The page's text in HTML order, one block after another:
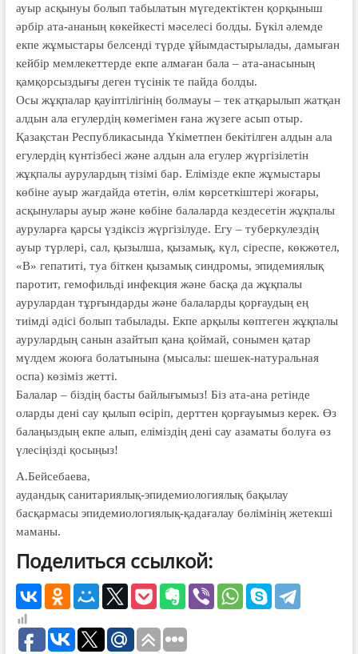
ауыр асқынуы болып табылатын мүгедектіктен қорқыныш
әрбір ата-ананың көкейкесті мәселесі болды. Бүкіл әлемде
екпе жұмыстары белсенді түрде ұйымдастырылады, дамыған
кейбір мемлекеттерде екпе алмаған бала – ата-анасының
қамқорсыздығы деген түсі­нік те пайда болды.
Осы жұқпалар қауіптілігінің болмауы – тек ат­­­қары­­­лып жат­қан
ал­­дын ала егу­лердің көмегімен ғана жүзеге асып отыр.
Қазақстан Республикасында Үкіметпен бекітілген алдын ала
егулердің күн­тіз­бесі және алдын ала егулер жүргізілетін
жұқпалы аурулардың тізімі бар. Еліміз­­де ек­пе жұмыстары
көбіне ауыр жағдайда өтетін, өлім көрсеткіштері жо­ғары,
асқыну­лары ауыр және көбіне балаларда кездесетін жұқпалы
ауруларға қарсы үз­дік­сіз жүргізілуде. Егу – туберкулездің
ауыр түрлері, сал, қызылша, қызамық, күл, сіреспе, көкжөтел,
«В» гепатиті, туа біткен қызамық синдромы, эпидемиялық
паротит, гемофильді инфекция және басқа да жұқпалы
аурулардан тұрғындарды және балаларды қорғаудың ең
тиімді әдісі болып табылады. Екпе арқылы көптеген жұқпалы
аурулардың санын азайтып қана қоймай, сонымен қатар
мүлдем жоюға болатынына (мысалы: шешек-натуральная
оспа) көзіміз жетті.
Балалар – біздің басты байлығымыз! Біз ата-ана ретінде
оларды дені сау қылып өсіріп, дерттен қорғауымыз керек. Өз
балаңыздың екпе алып, еліміздің дені сау азаматы болуға өз
үлесіңізді қосыңыз!
А.Бейсебаева,
аудандық санитариялық-эпидемиологиялық бақылау
басқармасы эпидемиологиялық-қадағалау бөлімінің жетекші
маманы.
Поделиться ссылкой: